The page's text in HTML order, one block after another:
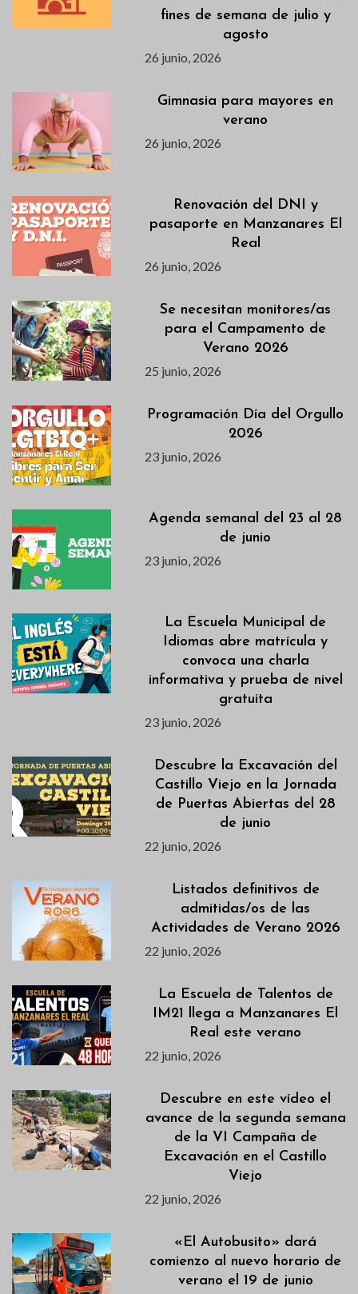
fines de semana de julio y
agosto
26 junio, 2026
Gimnasia para mayores en
verano
26 junio, 2026
Renovación del DNI y
pasaporte en Manzanares El
Real
26 junio, 2026
Se necesitan monitores/as
para el Campamento de
Verano 2026
25 junio, 2026
Programación Día del Orgullo
2026
23 junio, 2026
Agenda semanal del 23 al 28
de junio
23 junio, 2026
La Escuela Municipal de
Idiomas abre matrícula y
convoca una charla
informativa y prueba de nivel
gratuita
23 junio, 2026
Descubre la Excavación del
Castillo Viejo en la Jornada
de Puertas Abiertas del 28
de junio
22 junio, 2026
Listados definitivos de
admitidas/os de las
Actividades de Verano 2026
22 junio, 2026
La Escuela de Talentos de
IM21 llega a Manzanares El
Real este verano
22 junio, 2026
Descubre en este vídeo el
avance de la segunda semana
de la VI Campaña de
Excavación en el Castillo
Viejo
22 junio, 2026
«El Autobusito» dará
comienzo al nuevo horario de
verano el 19 de junio